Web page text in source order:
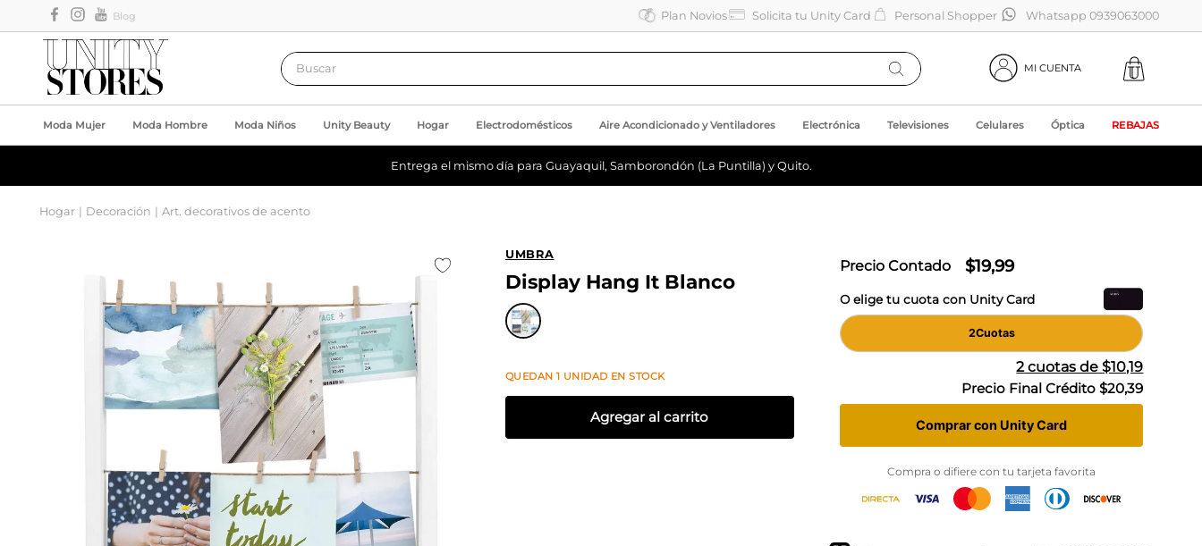
Blog Plan Novios Solicita tu Unity Card Personal Shopper Whatsapp 0939063000
Buscar
MI CUENTA
Moda Mujer Moda Hombre Moda Niños Unity Beauty Hogar Electrodomésticos Aire Acondicionado y Ventiladores Electrónica Televisiones Celulares Óptica REBAJAS
Entrega el mismo día para Guayaquil, Samborondón (La Puntilla) y Quito.
Hogar Decoración Art. decorativos de acento
UMBRA
Display Hang It Blanco
QUEDAN 1 UNIDAD EN STOCK
Agregar al carrito
Precio Contado $19,99
O elige tu cuota con Unity Card
2Cuotas
2cuotas de $10,19
Precio Final Crédito $20,39
Comprar con Unity Card
Compra o difiere con tu tarjeta favorita